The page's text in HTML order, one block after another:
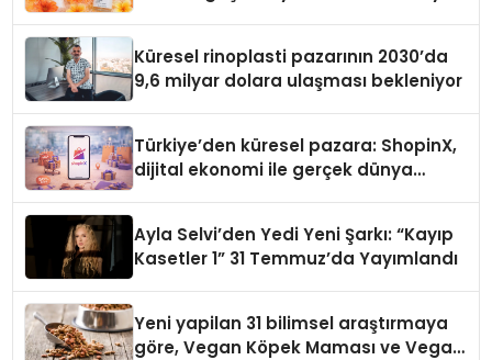
Küresel rinoplasti pazarının 2030’da
9,6 milyar dolara ulaşması bekleniyor
Türkiye’den küresel pazara: ShopinX,
dijital ekonomi ile gerçek dünya
Ayla Selvi’den Yedi Yeni Şarkı: “Kayıp
Kasetler 1” 31 Temmuz’da Yayımlandı
Yeni yapilan 31 bilimsel araştırmaya
göre, Vegan Köpek Maması ve Vegan